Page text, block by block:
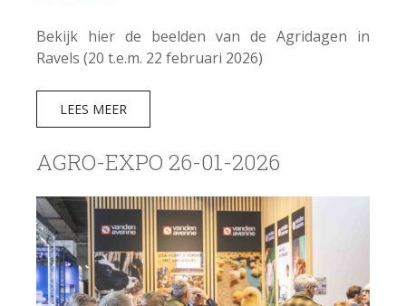
Bekijk hier de beelden van de Agridagen in
Ravels (20 t.e.m. 22 februari 2026)
LEES MEER
AGRO-EXPO 26-01-2026